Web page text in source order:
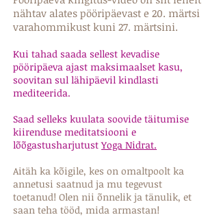
nähtav alates pööripäevast e 20. märtsi
varahommikust kuni 27. märtsini.
Kui tahad saada sellest kevadise
pööripäeva ajast maksimaalset kasu,
soovitan sul lähipäevil kindlasti
mediteerida.
Saad selleks kuulata soovide täitumise
kiirenduse meditatsiooni e
lõõgastusharjutustYoga Nidrat.
Aitäh ka kõigile, kes on omaltpoolt ka
annetusi saatnud ja mu tegevust
toetanud! Olen nii õnnelik ja tänulik, et
saan teha tööd, mida armastan!